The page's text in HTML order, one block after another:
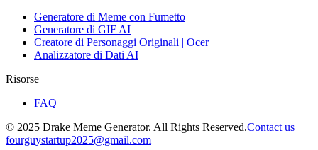
Generatore di Meme con Fumetto
Generatore di GIF AI
Creatore di Personaggi Originali | Ocer
Analizzatore di Dati AI
Risorse
FAQ
© 2025 Drake Meme Generator. All Rights Reserved.Contact us
fourguystartup2025@gmail.com